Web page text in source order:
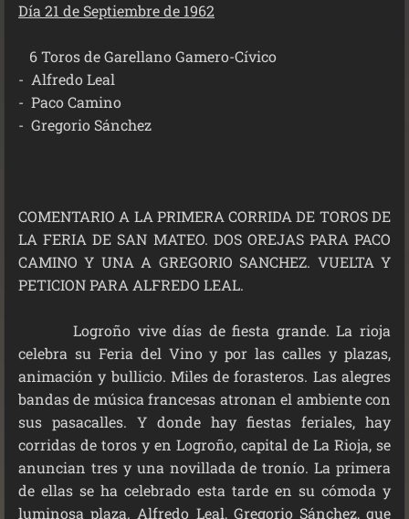
Día 21 de Septiembre de 1962
6 Toros de Garellano Gamero-Cívico
- Alfredo Leal
- Paco Camino
- Gregorio Sánchez
COMENTARIO A LA PRIMERA CORRIDA DE TOROS DE
LA FERIA DE SAN MATEO. DOS OREJAS PARA PACO
CAMINO Y UNA A GREGORIO SANCHEZ. VUELTA Y
PETICION PARA ALFREDO LEAL.
Logroño vive días de fiesta grande. La rioja
celebra su Feria del Vino y por las calles y plazas,
animación y bullicio. Miles de forasteros. Las alegres
bandas de música francesas atronan el ambiente con
sus pasacalles. Y donde hay fiestas feriales, hay
corridas de toros y en Logroño, capital de La Rioja, se
anuncian tres y una novillada de tronío. La primera
de ellas se ha celebrado esta tarde en su cómoda y
luminosa plaza. Alfredo Leal, Gregorio Sánchez, que